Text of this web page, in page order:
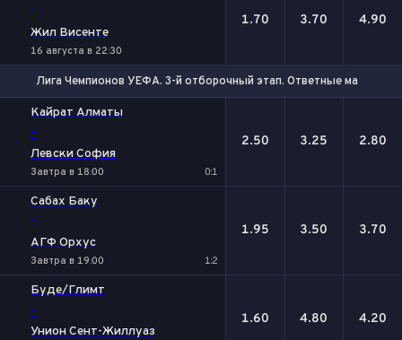
-
Жил Висенте
16 августа в 22:30
1.70 3.70 4.90
Лига Чемпионов УЕФА. 3-й отборочный этап. Ответные матчи
Кайрат Алматы
-
Левски София
Завтра в 18:00 0:1
2.50 3.25 2.80
Сабах Баку
-
АГФ Орхус
Завтра в 19:00 1:2
1.95 3.50 3.70
Буде/Глимт
-
Унион Сент-Жиллуаз
1.60 4.80 4.20